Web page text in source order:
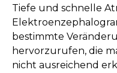
Tiefe und schnelle
bestimmte
hervorzurufen, die
nicht ausreichend